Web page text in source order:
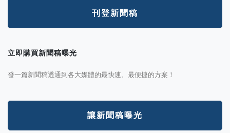
刊登新聞稿
立即購買新聞稿曝光
發一篇新聞稿透通到各大媒體的最快速、最便捷的方案！
讓新聞稿曝光